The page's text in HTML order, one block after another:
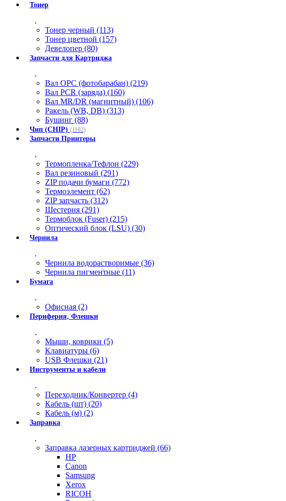
Тонер
.
Тонер черный (113)
Тонер цветной (157)
Девелопер (80)
Запчасти для Картриджа
.
Вал OPC (фотобарабан) (219)
Вал PCR (заряда) (160)
Вал MR/DR (магнитный) (106)
Ракель (WB, DB) (313)
Бушинг (88)
Чип (CHIP) (1102)
Запчасти Принтеры
.
Термопленка/Тефлон (229)
Вал резиновый (291)
ZIP подачи бумаги (772)
Термоэлемент (62)
ZIP запчасть (312)
Шестерня (291)
Термоблок (Fuser) (215)
Оптический блок (LSU) (30)
Чернила
.
Чернила водорастворимые (36)
Чернила пигментные (11)
Бумага
.
Офисная (2)
Периферия, Флешки
.
Мыши, коврики (5)
Клавиатуры (6)
USB Флешки (21)
Инструменты и кабели
.
Переходник/Конвертер (4)
Кабель (шт) (20)
Кабель (м) (2)
Заправка
.
Заправка лазерных картриджей (66)
HP
Canon
Samsung
Xerox
RICOH